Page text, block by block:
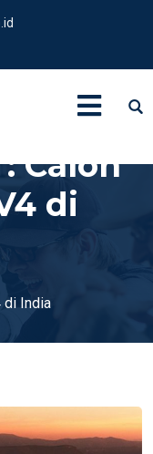
Calon
di
di India